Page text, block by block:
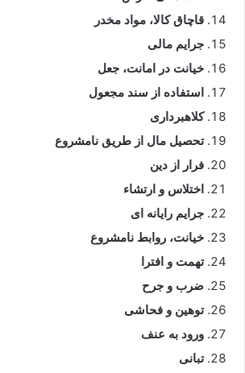
قاچاق کالا، مواد مخدر
جرایم مالی
خیانت در امانت، جعل
استفاده از سند مجعول
کلاهبرداری
تحصیل مال از طریق نامشروع
فرار از دین
اختلاس و ارتشاء
جرایم رایانه ای
خیانت، روابط نامشروع
تهمت و افترا
ضرب و جرح
توهین و فحاشی
ورود به عنف
تبانی